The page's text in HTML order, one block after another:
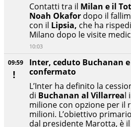
09:59
Inter, ceduto Buchanan
confermato
L’Inter ha definito la
di Buchanan al Villarreal
milione con opzione per il
milioni. L’obiettivo
dal presidente Marotta, è
Contatti tra il Milan e il
Noah Okafor dopo il
con il Lipsia, che ha
Milano dopo le visite
10:03